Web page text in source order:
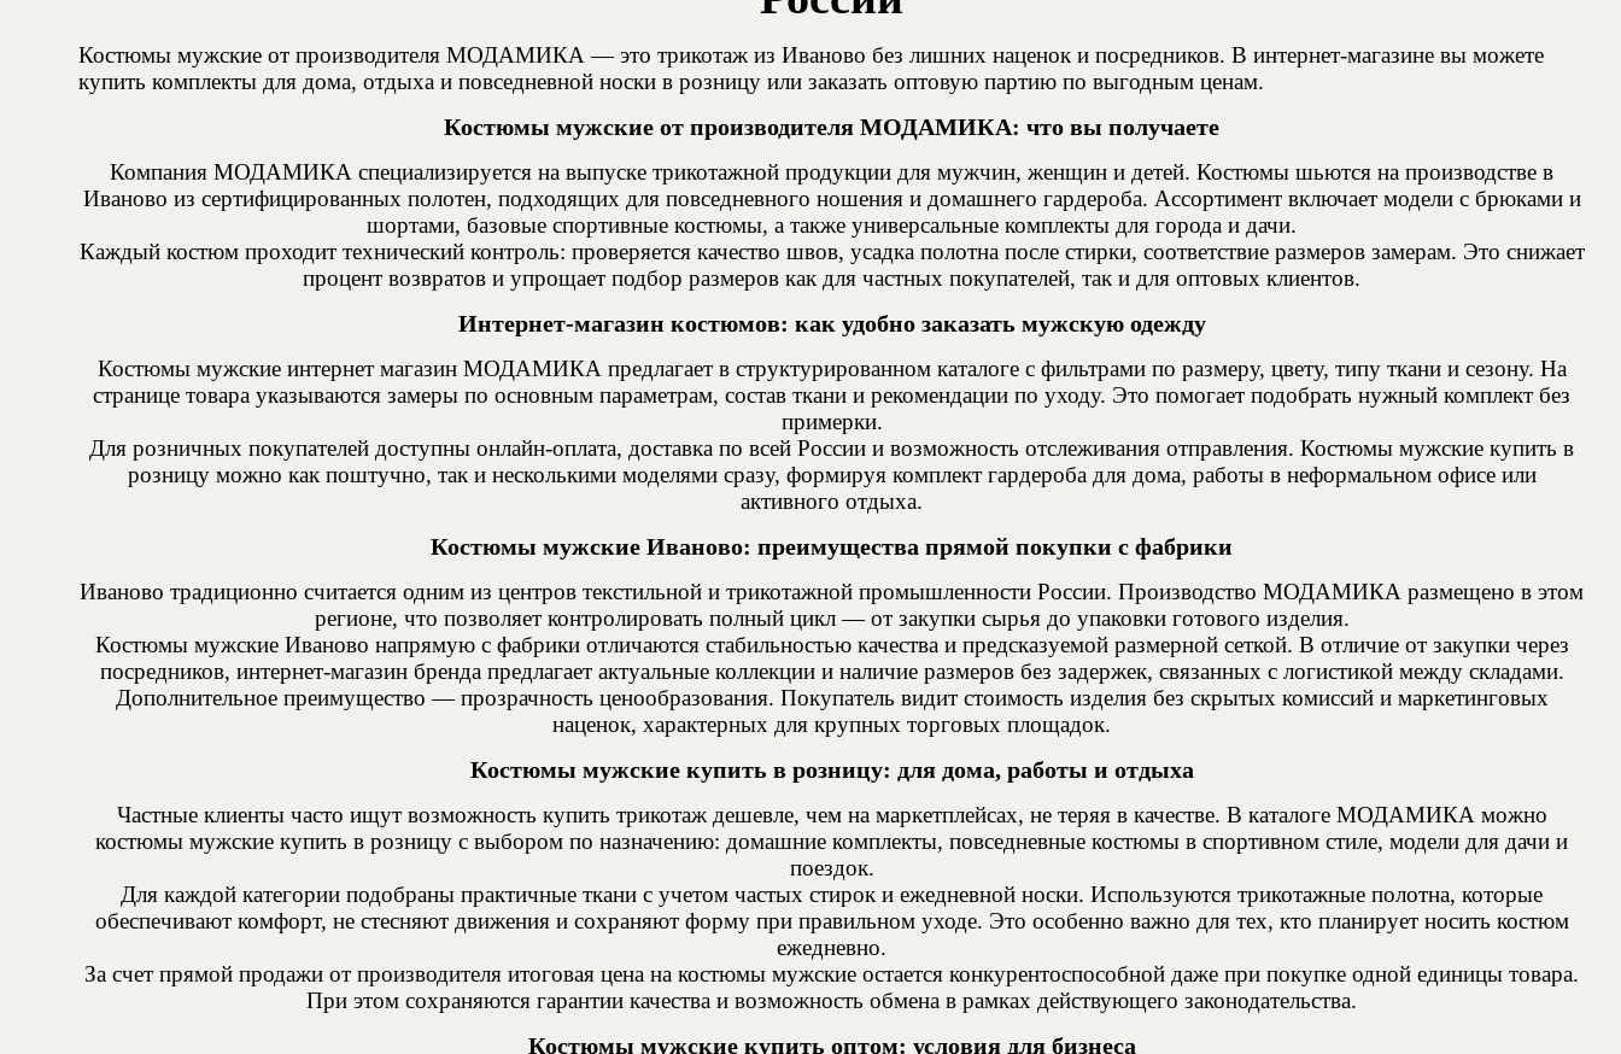
Костюмы мужские от производителя МОДАМИКА — это трикотаж из Иваново без лишних наценок и посредников. В интернет-магазине вы можете
купить комплекты для дома, отдыха и повседневной носки в розницу или заказать оптовую партию по выгодным ценам.
Костюмы мужские от производителя МОДАМИКА: что вы получаете
Компания МОДАМИКА специализируется на выпуске трикотажной продукции для мужчин, женщин и детей. Костюмы шьются на производстве в
Иваново из сертифицированных полотен, подходящих для повседневного ношения и домашнего гардероба. Ассортимент включает модели с брюками и
шортами, базовые спортивные костюмы, а также универсальные комплекты для города и дачи.
Каждый костюм проходит технический контроль: проверяется качество швов, усадка полотна после стирки, соответствие размеров замерам. Это снижает
процент возвратов и упрощает подбор размеров как для частных покупателей, так и для оптовых клиентов.
Интернет-магазин костюмов: как удобно заказать мужскую одежду
Костюмы мужские интернет магазин МОДАМИКА предлагает в структурированном каталоге с фильтрами по размеру, цвету, типу ткани и сезону. На
странице товара указываются замеры по основным параметрам, состав ткани и рекомендации по уходу. Это помогает подобрать нужный комплект без
примерки.
Для розничных покупателей доступны онлайн-оплата, доставка по всей России и возможность отслеживания отправления. Костюмы мужские купить в
розницу можно как поштучно, так и несколькими моделями сразу, формируя комплект гардероба для дома, работы в неформальном офисе или
активного отдыха.
Костюмы мужские Иваново: преимущества прямой покупки с фабрики
Иваново традиционно считается одним из центров текстильной и трикотажной промышленности России. Производство МОДАМИКА размещено в этом
регионе, что позволяет контролировать полный цикл — от закупки сырья до упаковки готового изделия.
Костюмы мужские Иваново напрямую с фабрики отличаются стабильностью качества и предсказуемой размерной сеткой. В отличие от закупки через
посредников, интернет-магазин бренда предлагает актуальные коллекции и наличие размеров без задержек, связанных с логистикой между складами.
Дополнительное преимущество — прозрачность ценообразования. Покупатель видит стоимость изделия без скрытых комиссий и маркетинговых
наценок, характерных для крупных торговых площадок.
Костюмы мужские купить в розницу: для дома, работы и отдыха
Частные клиенты часто ищут возможность купить трикотаж дешевле, чем на маркетплейсах, не теряя в качестве. В каталоге МОДАМИКА можно
костюмы мужские купить в розницу с выбором по назначению: домашние комплекты, повседневные костюмы в спортивном стиле, модели для дачи и
поездок.
Для каждой категории подобраны практичные ткани с учетом частых стирок и ежедневной носки. Используются трикотажные полотна, которые
обеспечивают комфорт, не стесняют движения и сохраняют форму при правильном уходе. Это особенно важно для тех, кто планирует носить костюм
ежедневно.
За счет прямой продажи от производителя итоговая цена на костюмы мужские остается конкурентоспособной даже при покупке одной единицы товара.
При этом сохраняются гарантии качества и возможность обмена в рамках действующего законодательства.
Костюмы мужские купить оптом: условия для бизнеса